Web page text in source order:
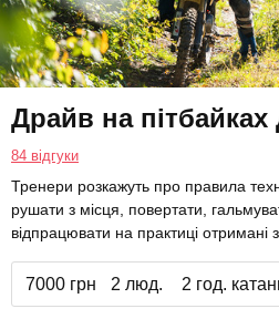
Драйв на
84 відгуки
Тренери розкажуть про правила
рушати з місця, повертати,
відпрацювати на практиці отримані
7000 грн 2 люд. 2 год.